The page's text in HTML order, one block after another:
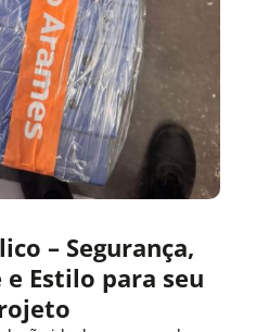
– Segurança,
Estilo para seu